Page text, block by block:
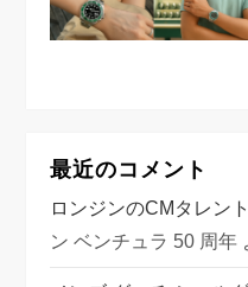
最近のコメント
ロンジンのCMタレン
ン ベンチュラ 50 周年